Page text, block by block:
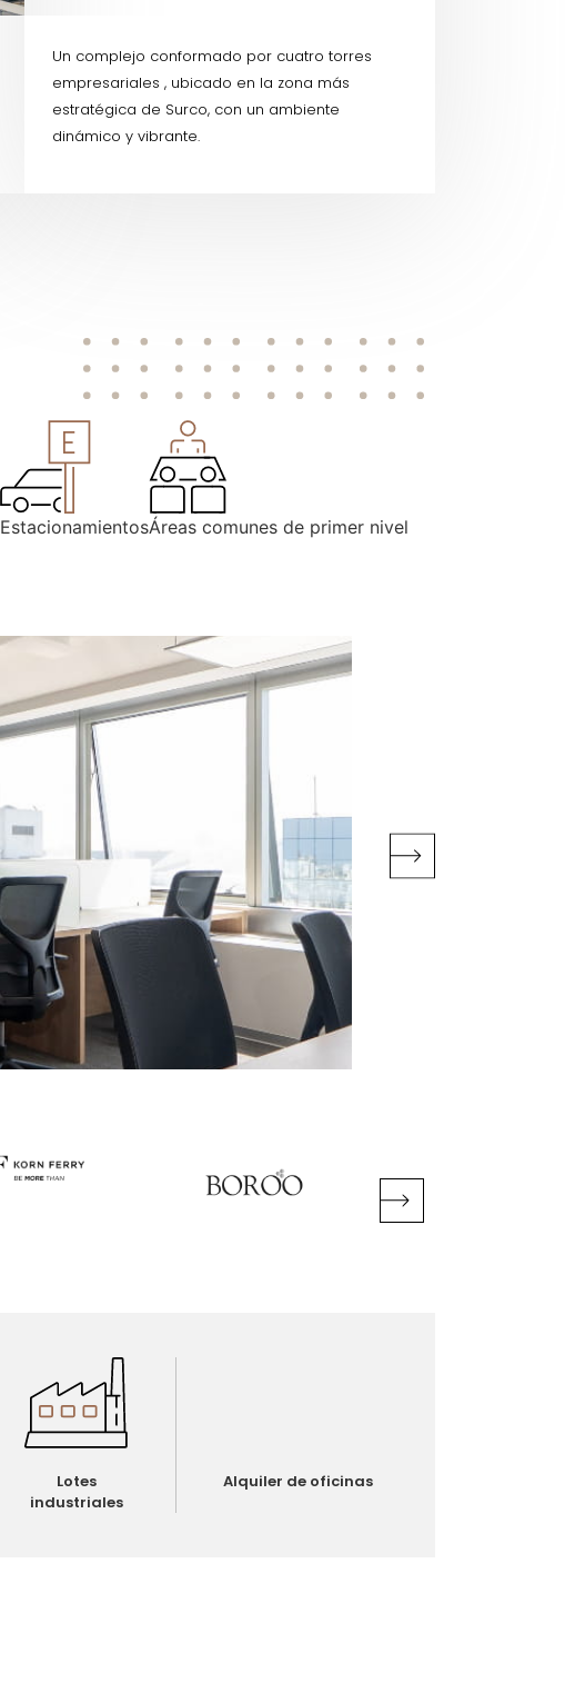
Un complejo conformado por cuatro torres
empresariales , ubicado en la zona más
estratégica de Surco, con un ambiente
dinámico y vibrante.
EstacionamientosÁreas comunes de primer nivel
Lotes
industriales
Alquiler de oficinas